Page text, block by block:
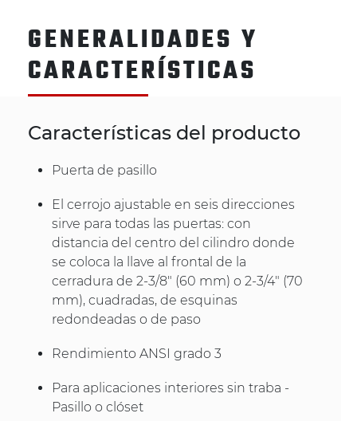
GENERALIDADES Y
CARACTERÍSTICAS
Características del producto
Puerta de pasillo
El cerrojo ajustable en seis direcciones
sirve para todas las puertas: con
distancia del centro del cilindro donde
se coloca la llave al frontal de la
cerradura de 2-3/8" (60 mm) o 2-3/4" (70
mm), cuadradas, de esquinas
redondeadas o de paso
Rendimiento ANSI grado 3
Para aplicaciones interiores sin traba -
Pasillo o clóset